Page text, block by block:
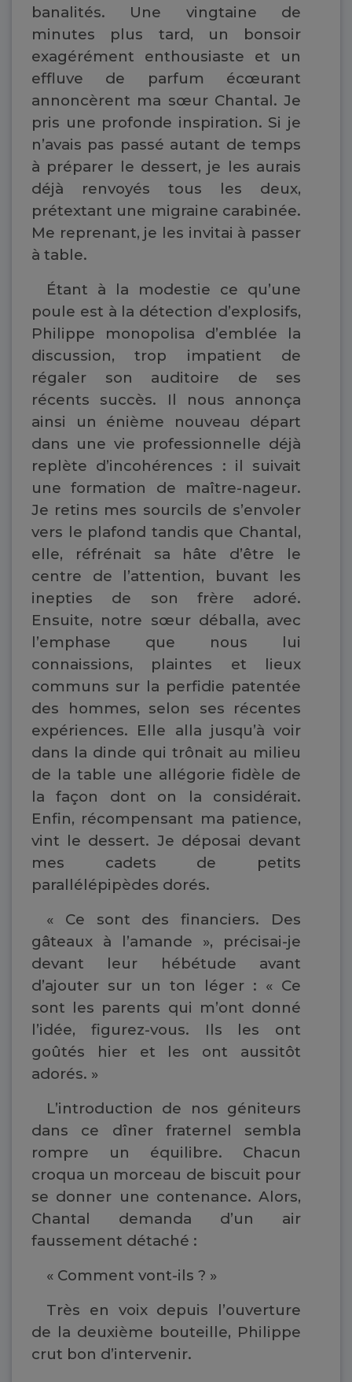
banalités. Une vingtaine de
minutes plus tard, un bonsoir
exagérément enthousiaste et un
effluve de parfum écœurant
annoncèrent ma sœur Chantal. Je
pris une profonde inspiration. Si je
n’avais pas passé autant de temps
à préparer le dessert, je les aurais
déjà renvoyés tous les deux,
prétextant une migraine carabinée.
Me reprenant, je les invitai à passer
à table.
Étant à la modestie ce qu’une
poule est à la détection d’explosifs,
Philippe monopolisa d’emblée la
discussion, trop impatient de
régaler son auditoire de ses
récents succès. Il nous annonça
ainsi un énième nouveau départ
dans une vie professionnelle déjà
replète d’incohérences : il suivait
une formation de maître-nageur.
Je retins mes sourcils de s’envoler
vers le plafond tandis que Chantal,
elle, réfrénait sa hâte d’être le
centre de l’attention, buvant les
inepties de son frère adoré.
Ensuite, notre sœur déballa, avec
l’emphase que nous lui
connaissions, plaintes et lieux
communs sur la perfidie patentée
des hommes, selon ses récentes
expériences. Elle alla jusqu’à voir
dans la dinde qui trônait au milieu
de la table une allégorie fidèle de
la façon dont on la considérait.
Enfin, récompensant ma patience,
vint le dessert. Je déposai devant
mes cadets de petits
parallélépipèdes dorés.
« Ce sont des financiers. Des
gâteaux à l’amande », précisai-je
devant leur hébétude avant
d’ajouter sur un ton léger : « Ce
sont les parents qui m’ont donné
l’idée, figurez-vous. Ils les ont
goûtés hier et les ont aussitôt
adorés. »
L’introduction de nos géniteurs
dans ce dîner fraternel sembla
rompre un équilibre. Chacun
croqua un morceau de biscuit pour
se donner une contenance. Alors,
Chantal demanda d’un air
faussement détaché :
« Comment vont-ils ? »
Très en voix depuis l’ouverture
de la deuxième bouteille, Philippe
crut bon d’intervenir.